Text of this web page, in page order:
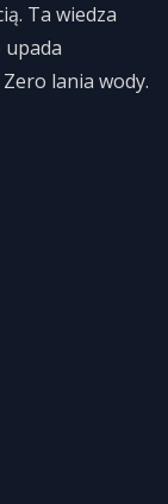
Ta wiedza
upada
lania wody.